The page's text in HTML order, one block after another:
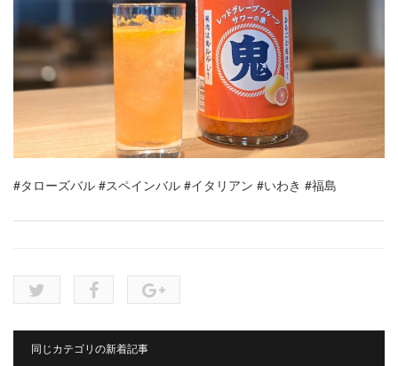
#タローズバル #スペインバル #イタリアン #いわき #福島
同じカテゴリの新着記事